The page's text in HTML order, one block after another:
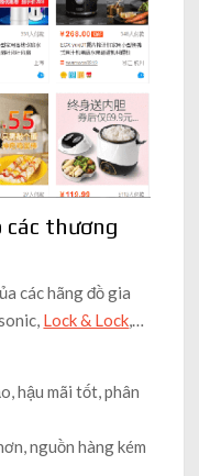
các thương
các hãng đồ gia
Lock & Lock,…
hậu mãi tốt, phân
nguồn hàng kém